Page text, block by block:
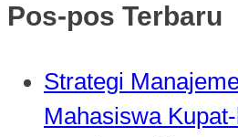
Pos-pos Terbaru
Strategi
Mahasiswa